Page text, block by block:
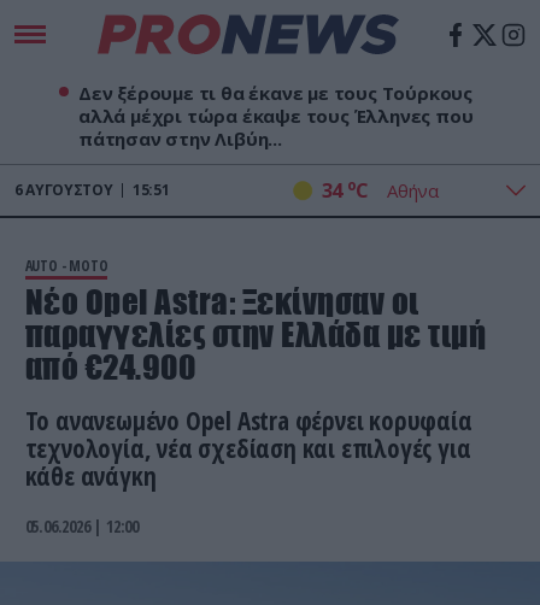
Δεν ξέρουμε τι θα έκανε με τους Τούρκους
αλλά μέχρι τώρα έκαψε τους Έλληνες που
πάτησαν στην Λιβύη...
6ΑΥΓΟΎΣΤΟΥ 15:51 34 oC
AUTO - MOTO
Νέο Opel Astra: Ξεκίνησαν οι
παραγγελίες στην Ελλάδα με τιμή
από €24.900
Το ανανεωμένο Opel Astra φέρνει κορυφαία
τεχνολογία, νέα σχεδίαση και επιλογές για
κάθε ανάγκη
05.06.2026 | 12:00